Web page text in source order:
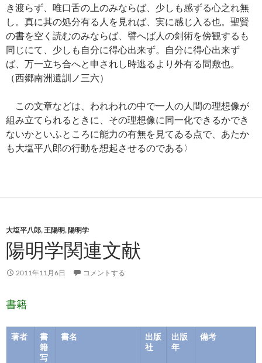
き渡らず、唯口舌の上のみならば、少しも感ずる心之れ無
し。真に其の処分有る人を見れば、実に感じ入る也。聖賢
の書を空く読むのみならば、譬へば人の剣術を傍観するも
同じにて、少しも自分に得心出来ず。自分に得心出来ず
ば、万一立ち合へと申されし時逃るより外有る間敷也。
（西郷南洲遺訓ノ三六）
この文章などは、われわれの中で一人の人間の理想像が
組み立てられるときに、その理想像に同一化できるかでき
ないかといふところに能力の有無を見てゐる点で、あたか
も大塩平八郎の行動を想起させるのである〉
大塩平八郎,王陽明, 陽明学
陽明学関連文献
2011年11月6日 コメントする
書籍
著者
書
籍
写
書名
出版
社
出版
年
備考